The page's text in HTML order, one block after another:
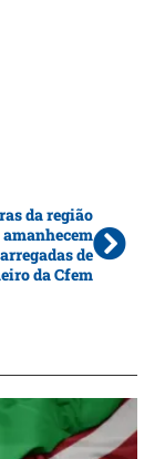
da região
amanhecem
de
da Cfem